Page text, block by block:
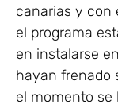
canarias y con
el programa
en instalarse
hayan frenado
el momento se